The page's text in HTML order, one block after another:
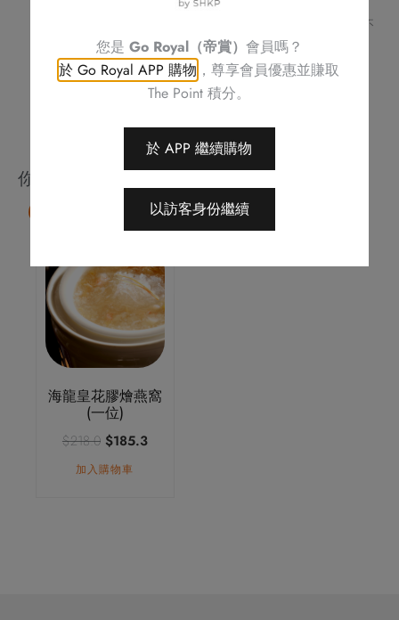
帝京酒店保留修改優惠條款及細則、更改或終止此優惠之權利，恕不
如有任何爭議，帝京酒店保留最終決定權
你可能會喜歡
海龍皇花膠燴燕窩
(一位)
$218.0 原
始
$185.3目
加入購物車
您是 Go Royal（帝賞） 會員嗎？
於 Go Royal APP 購物 ，尊享會員優惠並賺取
The Point 積分。
於 APP 繼續購物
以訪客身份繼續